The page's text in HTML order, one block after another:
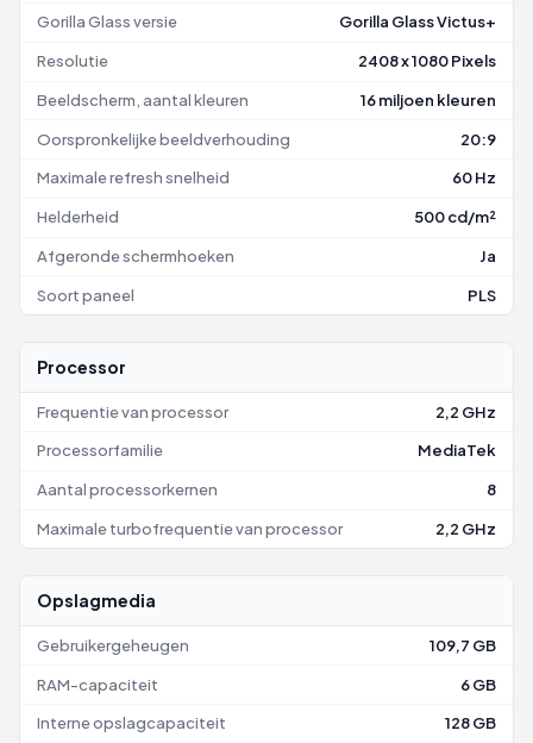
Gorilla Glass versie Gorilla Glass Victus+
Resolutie 2408 x 1080 Pixels
Beeldscherm, aantal kleuren 16 miljoen kleuren
Oorspronkelijke beeldverhouding 20:9
Maximale refresh snelheid 60 Hz
Helderheid 500 cd/m²
Afgeronde schermhoeken Ja
Soort paneel PLS
Processor
Frequentie van processor 2,2 GHz
Processorfamilie MediaTek
Aantal processorkernen 8
Maximale turbofrequentie van processor 2,2 GHz
Opslagmedia
Gebruikergeheugen 109,7 GB
RAM-capaciteit 6 GB
Interne opslagcapaciteit 128 GB